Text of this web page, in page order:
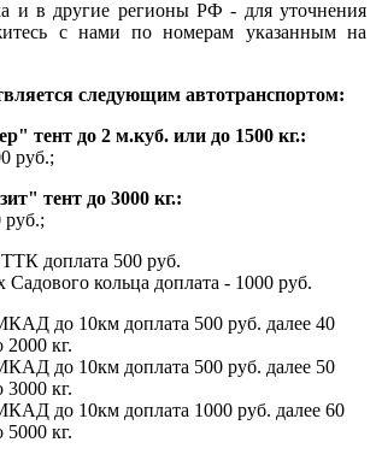
и в другие регионы РФ - для уточнения
с нами по номерам указанным на
следующим автотранспортом:
тент до 2 м.куб. или до 1500 кг.:
руб.;
тент до 3000 кг.:
доплата 500 руб.
кольца доплата - 1000 руб.
до 10км доплата 500 руб. далее 40
2000 кг.
до 10км доплата 500 руб. далее 50
3000 кг.
до 10км доплата 1000 руб. далее 60
5000 кг.